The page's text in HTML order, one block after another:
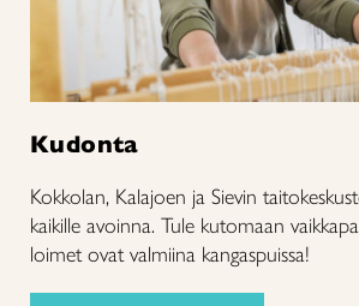
Kudonta
Kokkolan, Kalajoen ja Sievin
kaikille avoinna. Tule kutomaan
loimet ovat valmiina kangaspuissa!